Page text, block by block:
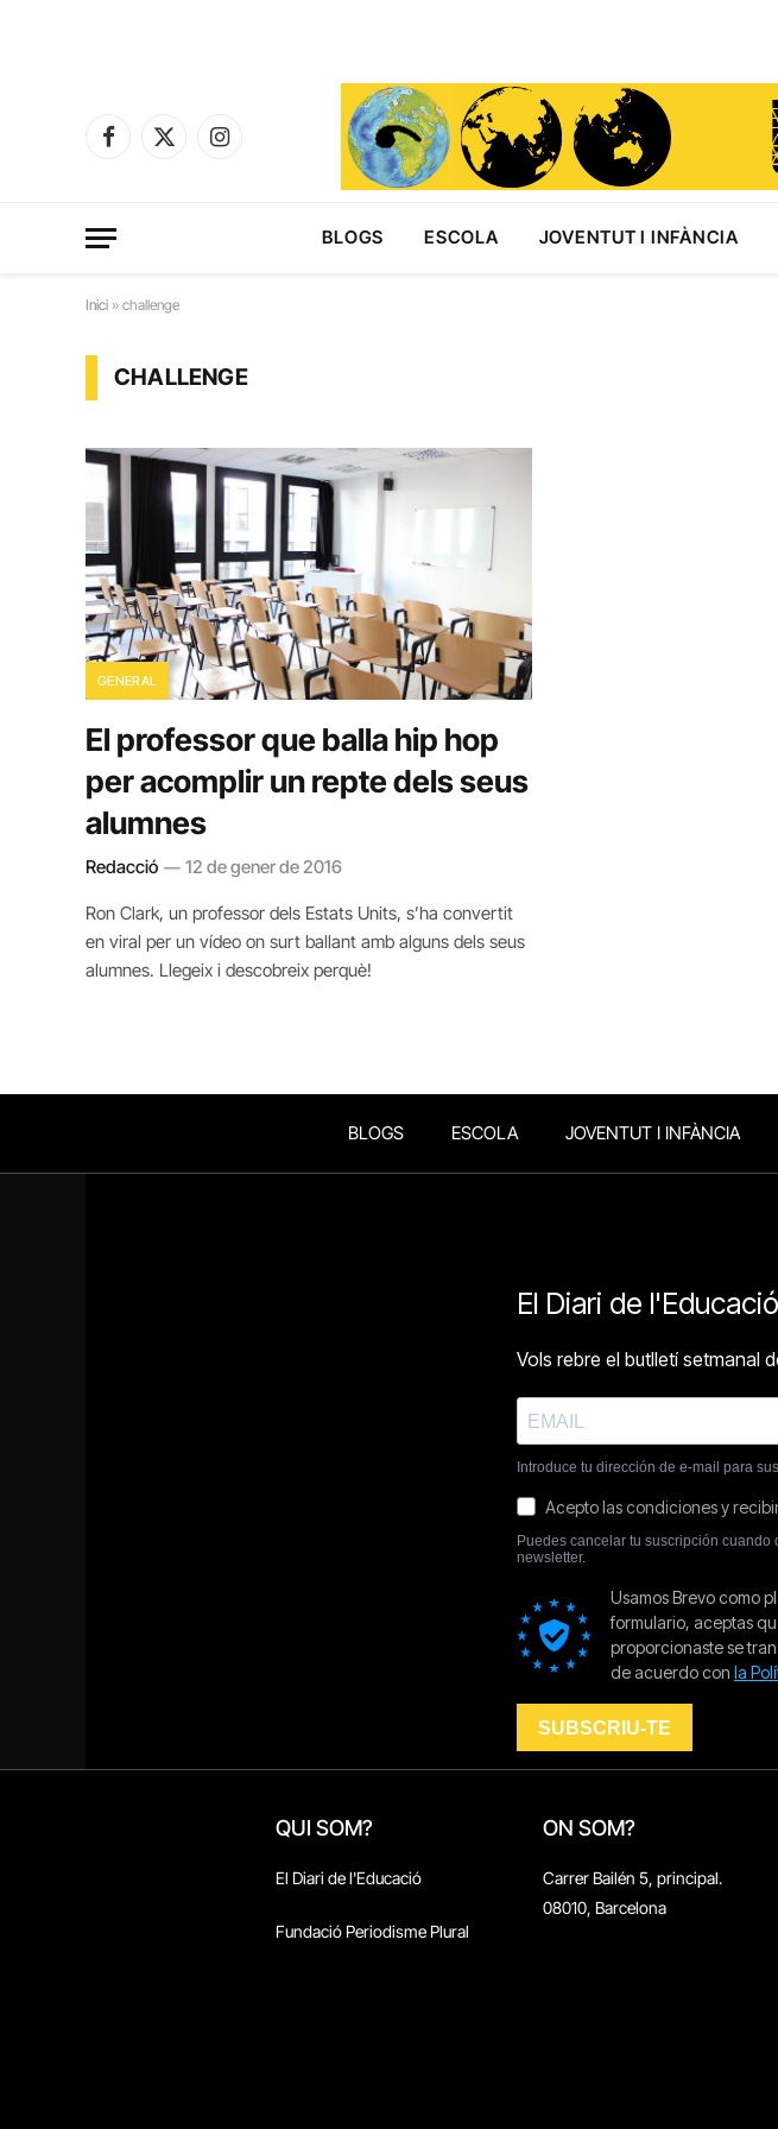
Facebook
X
Instagram
BLOGS ESCOLA JOVENTUT I INFÀNCIA
Inici » challenge
CHALLENGE
GENERAL
El professor que balla hip hop
per acomplir un repte dels seus
alumnes
Redacció 12 de gener de 2016
Ron Clark, un professor dels Estats Units, s’ha convertit
en viral per un vídeo on surt ballant amb alguns dels seus
alumnes. Llegeix i descobreix perquè!
BLOGS ESCOLA JOVENTUT I INFÀNCIA
QUI SOM?
El Diari de l'Educació
Fundació Periodisme Plural
ON SOM?
Carrer Bailén 5, principal.
08010, Barcelona